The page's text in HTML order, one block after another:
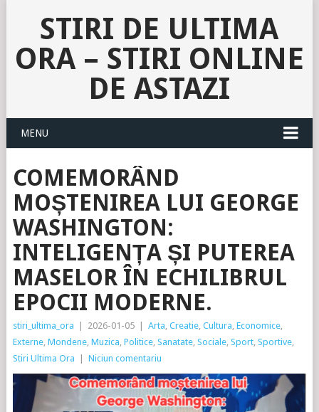
STIRI DE ULTIMA
ORA – STIRI ONLINE
DE ASTAZI
MENU
COMEMORÂND
MOȘTENIREA LUI GEORGE
WASHINGTON:
INTELIGENȚA ȘI PUTEREA
MASELOR ÎN ECHILIBRUL
EPOCII MODERNE.
stiri_ultima_ora 2026-01-05 Arta, Creatie, Cultura, Economice,
Externe, Mondene, Muzica, Politice, Sanatate, Sociale, Sport, Sportive,
Stiri Ultima Ora
Niciun comentariu